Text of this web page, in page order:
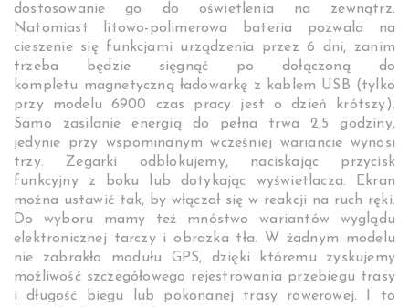
dostosowanie go do oświetlenia na zewnątrz.
Natomiast litowo-polimerowa bateria pozwala na
cieszenie się funkcjami urządzenia przez 6 dni, zanim
trzeba będzie sięgnąć po dołączoną do
kompletu magnetyczną ładowarkę z kablem USB (tylko
przy modelu 6900 czas pracy jest o dzień krótszy).
Samo zasilanie energią do pełna trwa 2,5 godziny,
jedynie przy wspominanym wcześniej wariancie wynosi
trzy. Zegarki odblokujemy, naciskając przycisk
funkcyjny z boku lub dotykając wyświetlacza. Ekran
można ustawić tak, by włączał się w reakcji na ruch ręki.
Do wyboru mamy też mnóstwo wariantów wyglądu
elektronicznej tarczy i obrazka tła. W żadnym modelu
nie zabrakło modułu GPS, dzięki któremu zyskujemy
możliwość szczegółowego rejestrowania przebiegu trasy
i długość biegu lub pokonanej trasy rowerowej. I to